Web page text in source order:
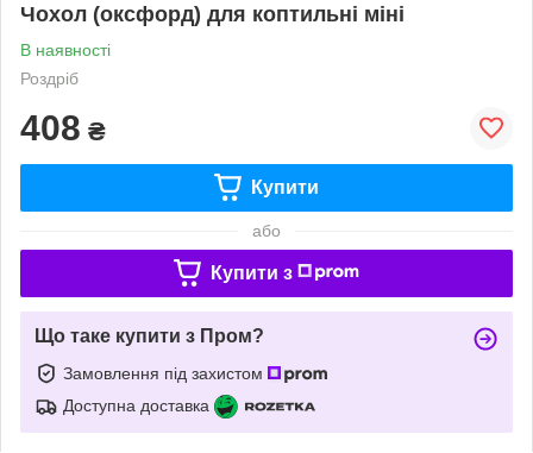
Чохол (оксфорд) для коптильні міні
В наявності
Роздріб
408 ₴
Купити
або
Купити з
Що таке купити з Пром?
Замовлення під захистом
Доступна доставка